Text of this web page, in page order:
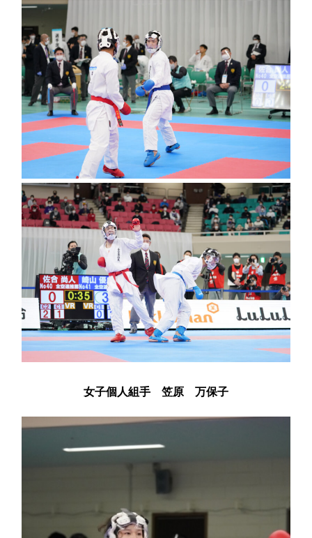
女子個人組手 笠原 万保子